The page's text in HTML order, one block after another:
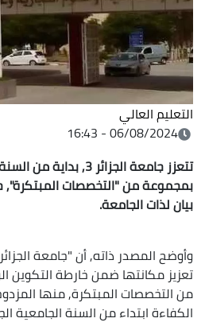
التعليم العالي
06/08/2024 - 16:43
بمجموعة من "التخصصات المبتكرة",
بيان لذات الجامعة.
تعزيز مكانتها ضمن خارطة التكوين
من التخصصات المبتكرة, منها
الكفاءة ابتداء من السنة الجامعية